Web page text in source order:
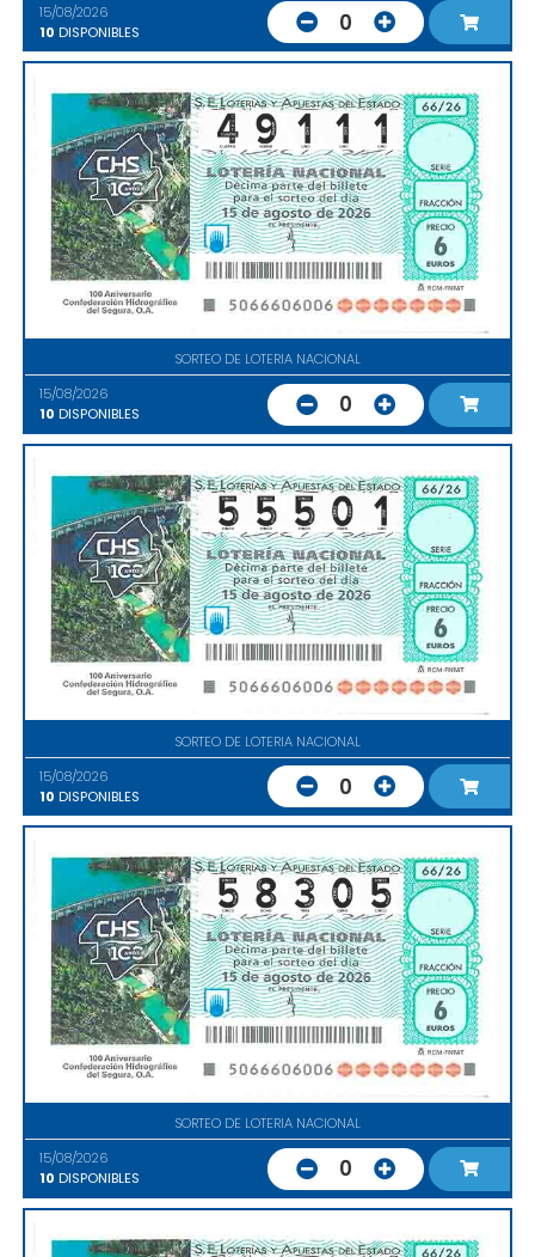
15/08/2026
10 DISPONIBLES 0
SORTEO DE LOTERIA NACIONAL
15/08/2026
10 DISPONIBLES 0
SORTEO DE LOTERIA NACIONAL
15/08/2026
10 DISPONIBLES 0
SORTEO DE LOTERIA NACIONAL
15/08/2026
10 DISPONIBLES 0